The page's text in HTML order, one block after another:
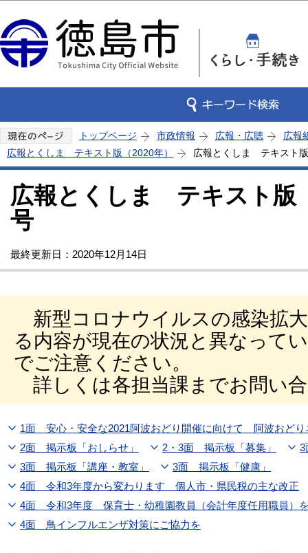
トップページ 市政情報 広報・広聴
広報
広報とくしま テキスト版（2020年）
広報とくしま テキスト
広報とくしま テキスト版
号
最終更新日：2020年12月14日
新型コロナウイルスの感染拡
る内容が現在の状況と異なって
でご注意ください。
詳しくは各担当課までお問い
1面 安心・安全な2021阿波おどり開催に向けて 阿波おどり
2面 掲示板「おしらせ」
2・3面 掲示板「募集」
3
3面 掲示板「講座・教室」
3面 掲示板「健康」
4面 令和3年度から変わります 個人市・県民税の主な改正
4面 令和3年度 保育士・幼稚園教員（会計年度任用職員）
4面 鳥インフルエンザ対策にご協力を